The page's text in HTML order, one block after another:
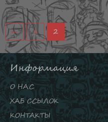
← 1 2
Информация
О НАС
ХАБ ССЫЛОК
КОНТАКТЫ